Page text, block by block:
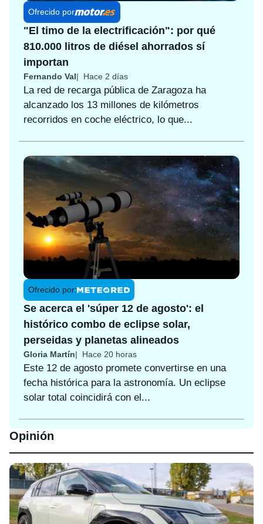
Ofrecido por
"El timo de la electrificación": por qué
810.000 litros de diésel ahorrados sí
importan
Fernando Val Hace 2 días
La red de recarga pública de Zaragoza ha
alcanzado los 13 millones de kilómetros
recorridos en coche eléctrico, lo que...
Ofrecido por:
Se acerca el 'súper 12 de agosto': el
histórico combo de eclipse solar,
perseidas y planetas alineados
Gloria Martín Hace 20 horas
Este 12 de agosto promete convertirse en una
fecha histórica para la astronomía. Un eclipse
solar total coincidirá con el...
Opinión